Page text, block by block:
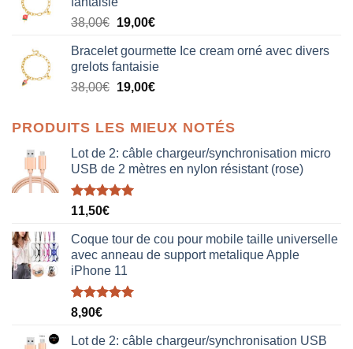
était :
38,00€.19,00€.
38,00€ Le
initial
était :
38,00€.
19,00€Le
actuel
est :
19,00€.
Bracelet gourmette Ice cream orné avec divers
grelots fantaisie
38,00€ Le
était :
38,00€.
19,00€Le
est :
19,00€.
PRODUITS LES MIEUX NOTÉS
Lot de 2: câble chargeur/synchronisation micro
USB de 2 mètres en nylon résistant (rose)
Note5.00
11,50€
Coque tour de cou pour mobile taille universelle
avec anneau de support metalique Apple
iPhone 11
Note5.00
8,90€
Lot de 2: câble chargeur/synchronisation USB